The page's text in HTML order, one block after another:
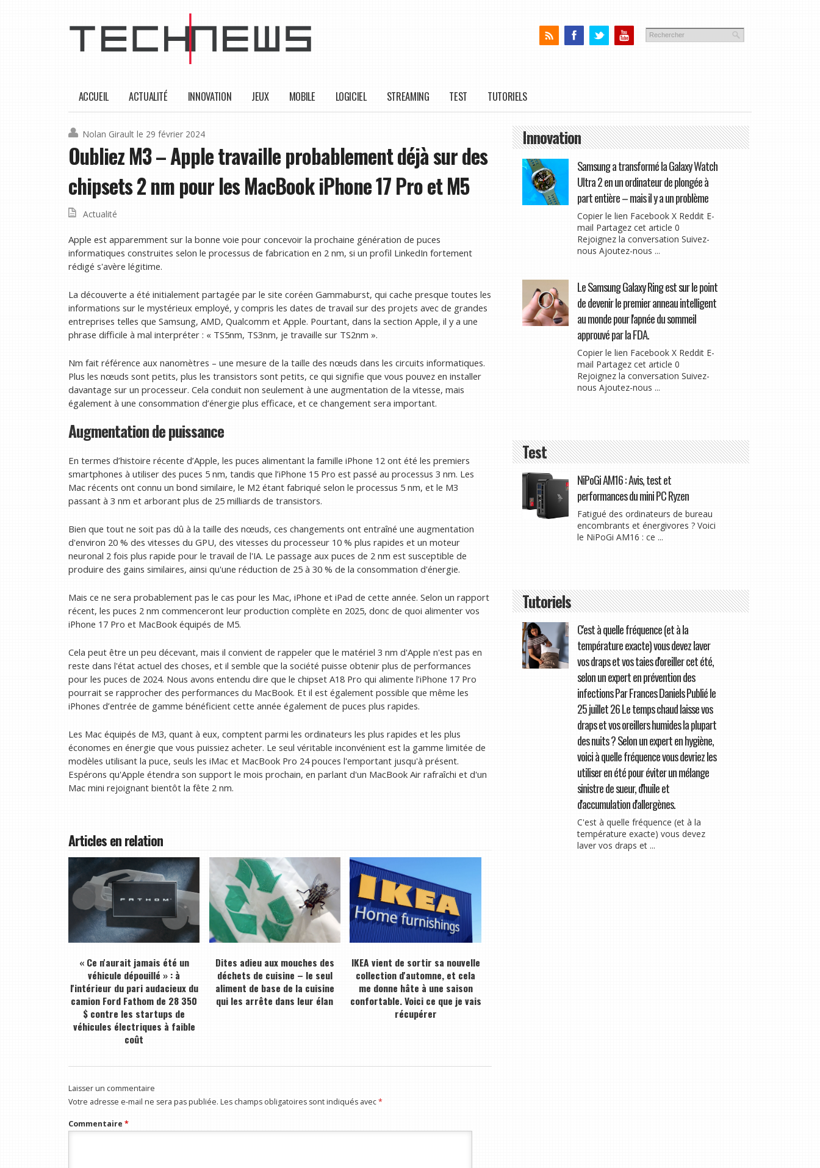
ACCUEIL ACTUALITÉ INNOVATION JEUX MOBILE LOGICIEL STREAMING TEST TUTORIELS
Nolan Girault le 29 février 2024
Oubliez M3 – Apple travaille probablement déjà sur des
chipsets 2 nm pour les MacBook iPhone 17 Pro et M5
Actualité
Apple est apparemment sur la bonne voie pour concevoir la prochaine génération de puces
informatiques construites selon le processus de fabrication en 2 nm, si un profil LinkedIn fortement
rédigé s'avère légitime.
La découverte a été initialement partagée par le site coréen Gammaburst, qui cache presque toutes les
informations sur le mystérieux employé, y compris les dates de travail sur des projets avec de grandes
entreprises telles que Samsung, AMD, Qualcomm et Apple. Pourtant, dans la section Apple, il y a une
phrase difficile à mal interpréter : « TS5nm, TS3nm, je travaille sur TS2nm ».
Nm fait référence aux nanomètres – une mesure de la taille des nœuds dans les circuits informatiques.
Plus les nœuds sont petits, plus les transistors sont petits, ce qui signifie que vous pouvez en installer
davantage sur un processeur. Cela conduit non seulement à une augmentation de la vitesse, mais
également à une consommation d’énergie plus efficace, et ce changement sera important.
Augmentation de puissance
En termes d’histoire récente d’Apple, les puces alimentant la famille iPhone 12 ont été les premiers
smartphones à utiliser des puces 5 nm, tandis que l’iPhone 15 Pro est passé au processus 3 nm. Les
Mac récents ont connu un bond similaire, le M2 étant fabriqué selon le processus 5 nm, et le M3
passant à 3 nm et arborant plus de 25 milliards de transistors.
Bien que tout ne soit pas dû à la taille des nœuds, ces changements ont entraîné une augmentation
d'environ 20 % des vitesses du GPU, des vitesses du processeur 10 % plus rapides et un moteur
neuronal 2 fois plus rapide pour le travail de l'IA. Le passage aux puces de 2 nm est susceptible de
produire des gains similaires, ainsi qu'une réduction de 25 à 30 % de la consommation d'énergie.
Mais ce ne sera probablement pas le cas pour les Mac, iPhone et iPad de cette année. Selon un rapport
récent, les puces 2 nm commenceront leur production complète en 2025, donc de quoi alimenter vos
iPhone 17 Pro et MacBook équipés de M5.
Cela peut être un peu décevant, mais il convient de rappeler que le matériel 3 nm d'Apple n'est pas en
reste dans l'état actuel des choses, et il semble que la société puisse obtenir plus de performances
pour les puces de 2024. Nous avons entendu dire que le chipset A18 Pro qui alimente l’iPhone 17 Pro
pourrait se rapprocher des performances du MacBook. Et il est également possible que même les
iPhones d’entrée de gamme bénéficient cette année également de puces plus rapides.
Les Mac équipés de M3, quant à eux, comptent parmi les ordinateurs les plus rapides et les plus
économes en énergie que vous puissiez acheter. Le seul véritable inconvénient est la gamme limitée de
modèles utilisant la puce, seuls les iMac et MacBook Pro 24 pouces l'emportant jusqu'à présent.
Espérons qu'Apple étendra son support le mois prochain, en parlant d'un MacBook Air rafraîchi et d'un
Mac mini rejoignant bientôt la fête 2 nm.
Articles en relation
« Ce n'aurait jamais été un
véhicule dépouillé » : à
l'intérieur du pari audacieux du
camion Ford Fathom de 28 350
$ contre les startups de
véhicules électriques à faible
coût
Dites adieu aux mouches des
déchets de cuisine – le seul
aliment de base de la cuisine
qui les arrête dans leur élan
IKEA vient de sortir sa nouvelle
collection d'automne, et cela
me donne hâte à une saison
confortable. Voici ce que je vais
récupérer
Laisser un commentaire
Votre adresse e-mail ne sera pas publiée. Les champs obligatoires sont indiqués avec*
Commentaire *
Innovation
Samsung a transformé la Galaxy Watch
Ultra 2 en un ordinateur de plongée à
part entière – mais il y a un problème
Copier le lien Facebook X Reddit E-
mail Partagez cet article 0
Rejoignez la conversation Suivez-
nous Ajoutez-nous ...
Le Samsung Galaxy Ring est sur le point
de devenir le premier anneau intelligent
au monde pour l'apnée du sommeil
approuvé par la FDA.
Copier le lien Facebook X Reddit E-
mail Partagez cet article 0
Rejoignez la conversation Suivez-
nous Ajoutez-nous ...
Test
NiPoGi AM16 : Avis, test et
performances du mini PC Ryzen
Fatigué des ordinateurs de bureau
encombrants et énergivores ? Voici
le NiPoGi AM16 : ce ...
Tutoriels
C'est à quelle fréquence (et à la
température exacte) vous devez laver
vos draps et vos taies d'oreiller cet été,
selon un expert en prévention des
infections Par Frances Daniels Publié le
25 juillet 26 Le temps chaud laisse vos
draps et vos oreillers humides la plupart
des nuits ? Selon un expert en hygiène,
voici à quelle fréquence vous devriez les
utiliser en été pour éviter un mélange
sinistre de sueur, d'huile et
d'accumulation d'allergènes.
C'est à quelle fréquence (et à la
température exacte) vous devez
laver vos draps et ...